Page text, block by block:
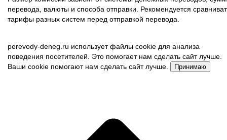
перевода, валюты и способа отправки. Рекомендуется
тарифы разных систем перед отправкой перевода.
perevody-deneg.ru использует файлы cookie для анализа
поведения посетителей. Это помогает нам сделать сайт лучше.
Ваши cookie помогают нам сделать сайт лучше.
Принимаю